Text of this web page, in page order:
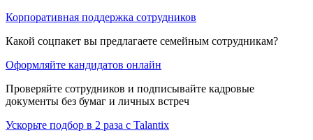
Корпоративная поддержка сотрудников
Какой соцпакет вы предлагаете семейным сотрудникам?
Оформляйте кандидатов онлайн
Проверяйте сотрудников и подписывайте кадровые
документы без бумаг и личных встреч
Ускорьте подбор в 2 раза с Talantix